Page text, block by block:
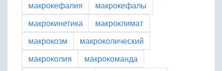
макрокефалия
макрокефалы
макрокинетика
макроклимат
макрокозм
макроколический
макроколия
макрокоманда